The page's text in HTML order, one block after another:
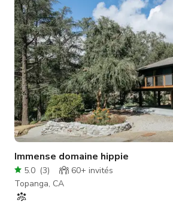
Immense domaine hippie
5.0 (3) 60+ invités
Topanga, CA